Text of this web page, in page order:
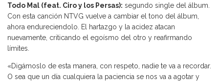
Todo Mal (feat. Ciro y los Persas): segundo single del álbum.
Con esta canción NTVG vuelve a cambiar el tono del álbum,
ahora endureciendolo. El hartazgo y la acidez atacan
nuevamente, criticando el egoísmo del otro y reafirmando
límites.
«Digámoslo de esta manera, con respeto, nadie te va a recordar.
O sea que un día cualquiera la paciencia se nos va a agotar y